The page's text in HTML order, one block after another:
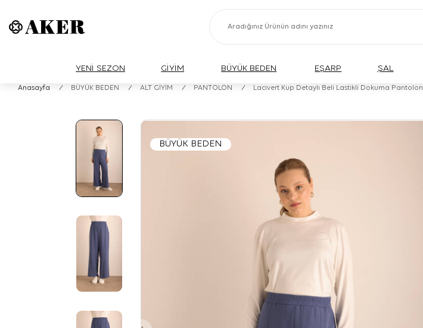
YENİ SEZON GİYİM BÜYÜK BEDEN EŞARP ŞAL
Anasayfa / BÜYÜK BEDEN / ALT GİYİM / PANTOLON / Lacivert Kup Detaylı Beli Lastikli Dokuma Pantolon
BÜYÜK BEDEN